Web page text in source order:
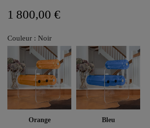
1 800,00 €
Couleur : Noir
Orange Bleu